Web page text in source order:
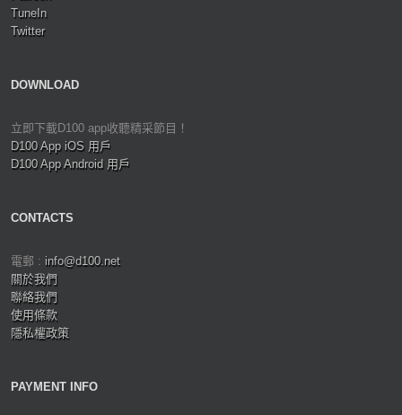
TuneIn
Twitter
DOWNLOAD
立即下載D100 app收聽精采節目！
D100 App iOS 用戶
D100 App Android 用戶
CONTACTS
電郵 : info@d100.net
關於我們
聯絡我們
使用條款
隱私權政策
PAYMENT INFO